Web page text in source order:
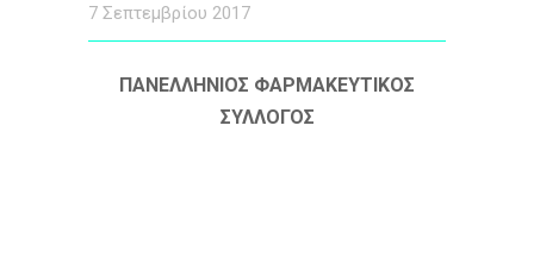
7 Σεπτεμβρίου 2017
ΠΑΝΕΛΛΗΝΙΟΣ ΦΑΡΜΑΚΕΥΤΙΚΟΣ
ΣΥΛΛΟΓΟΣ